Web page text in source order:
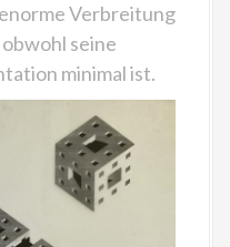
Verbreitung
seine
minimal ist.